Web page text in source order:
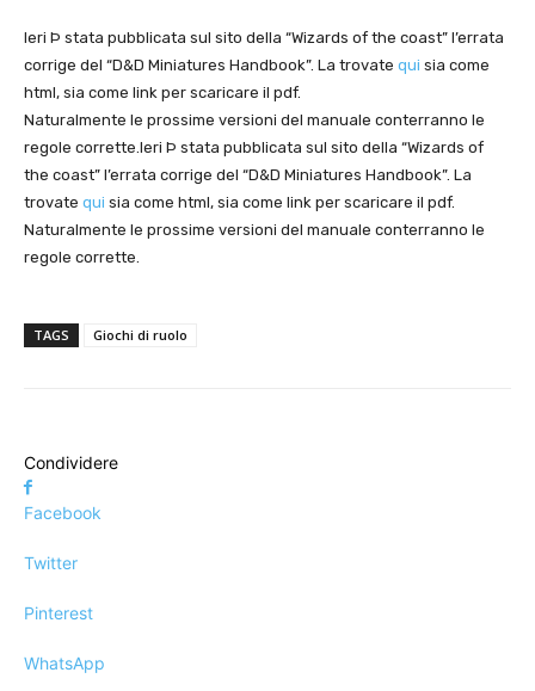
Ieri Þ stata pubblicata sul sito della “Wizards of the coast” l’errata
corrige del “D&D Miniatures Handbook”. La trovate qui sia come
html, sia come link per scaricare il pdf.
Naturalmente le prossime versioni del manuale conterranno le
regole corrette.Ieri Þ stata pubblicata sul sito della “Wizards of
the coast” l’errata corrige del “D&D Miniatures Handbook”. La
trovate qui sia come html, sia come link per scaricare il pdf.
Naturalmente le prossime versioni del manuale conterranno le
regole corrette.
TAGS Giochi di ruolo
Condividere
Facebook
Twitter
Pinterest
WhatsApp